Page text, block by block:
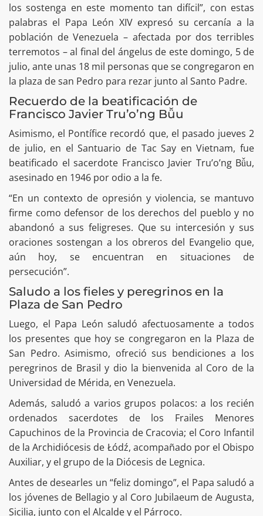
los sostenga en este momento tan difícil”, con estas
palabras el Papa León XIV expresó su cercanía a la
población de Venezuela – afectada por dos terribles
terremotos – al final del ángelus de este domingo, 5 de
julio, ante unas 18 mil personas que se congregaron en
la plaza de san Pedro para rezar junto al Santo Padre.
Recuerdo de la beatificación de
Francisco Javier Tru’o’ng Bǚu
Asimismo, el Pontífice recordó que, el pasado jueves 2
de julio, en el Santuario de Tac Say en Vietnam, fue
beatificado el sacerdote Francisco Javier Tru’o’ng Bǚu,
asesinado en 1946 por odio a la fe.
“En un contexto de opresión y violencia, se mantuvo
firme como defensor de los derechos del pueblo y no
abandonó a sus feligreses. Que su intercesión y sus
oraciones sostengan a los obreros del Evangelio que,
aún hoy, se encuentran en situaciones de
persecución”.
Saludo a los fieles y peregrinos en la
Plaza de San Pedro
Luego, el Papa León saludó afectuosamente a todos
los presentes que hoy se congregaron en la Plaza de
San Pedro. Asimismo, ofreció sus bendiciones a los
peregrinos de Brasil y dio la bienvenida al Coro de la
Universidad de Mérida, en Venezuela.
Además, saludó a varios grupos polacos: a los recién
ordenados sacerdotes de los Frailes Menores
Capuchinos de la Provincia de Cracovia; el Coro Infantil
de la Archidiócesis de Łódź, acompañado por el Obispo
Auxiliar, y el grupo de la Diócesis de Legnica.
Antes de desearles un “feliz domingo”, el Papa saludó a
los jóvenes de Bellagio y al Coro Jubilaeum de Augusta,
Sicilia, junto con el Alcalde y el Párroco.